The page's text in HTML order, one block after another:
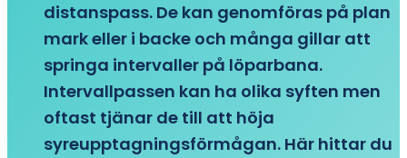
distanspass. De kan genomföras på plan
mark eller i backe och många gillar att
springa intervaller på löparbana.
Intervallpassen kan ha olika syften men
oftast tjänar de till att höja
syreupptagningsförmågan. Här hittar du